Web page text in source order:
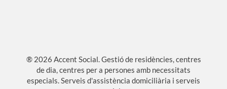
® 2026 Accent Social. Gestió de residències, centres
de dia, centres per a persones amb necessitats
especials. Serveis d'assistència domiciliària i serveis